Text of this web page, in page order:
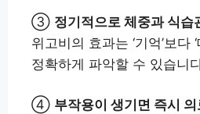
③ 정기적으로 체중과 식습
위고비의 효과는 ‘기억’보다
정확하게 파악할 수 있습니
④ 부작용이 생기면 즉시